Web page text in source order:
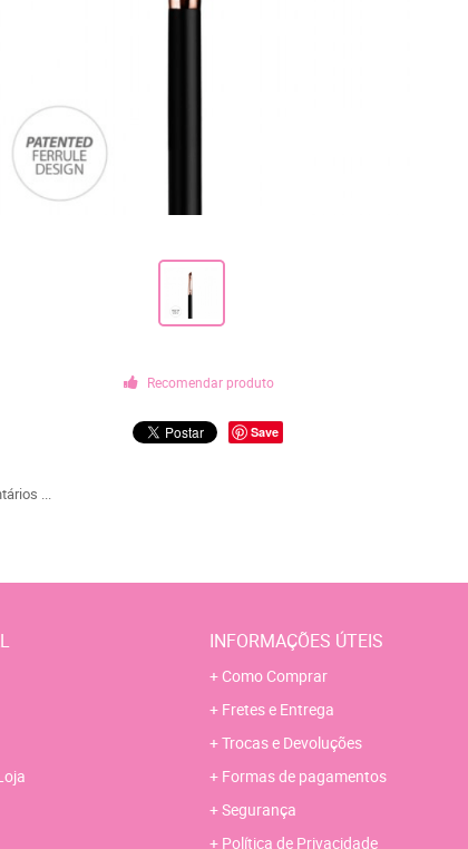
Recomendar produto
Save
...
INFORMAÇÕES ÚTEIS
Como Comprar
Fretes e Entrega
Trocas e Devoluções
Formas de pagamentos
Segurança
Política de Privacidade